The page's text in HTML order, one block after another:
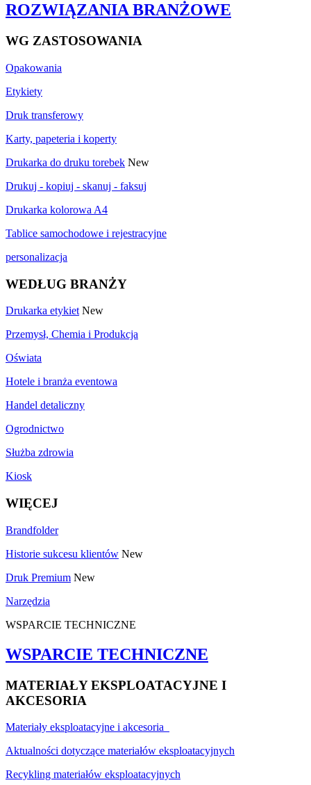
ROZWIĄZANIA BRANŻOWE
WG ZASTOSOWANIA
Opakowania
Etykiety
Druk transferowy
Karty, papeteria i koperty
Drukarka do druku torebek New
Drukuj - kopiuj - skanuj - faksuj
Drukarka kolorowa A4
Tablice samochodowe i rejestracyjne
personalizacja
WEDŁUG BRANŻY
Drukarka etykiet New
Przemysł, Chemia i Produkcja
Oświata
Hotele i branża eventowa
Handel detaliczny
Ogrodnictwo
Służba zdrowia
Kiosk
WIĘCEJ
Brandfolder
Historie sukcesu klientów New
Druk Premium New
Narzędzia
WSPARCIE TECHNICZNE
WSPARCIE TECHNICZNE
MATERIAŁY EKSPLOATACYJNE I
AKCESORIA
Materiały eksploatacyjne i akcesoria
Aktualności dotyczące materiałów eksploatacyjnych
Recykling materiałów eksploatacyjnych